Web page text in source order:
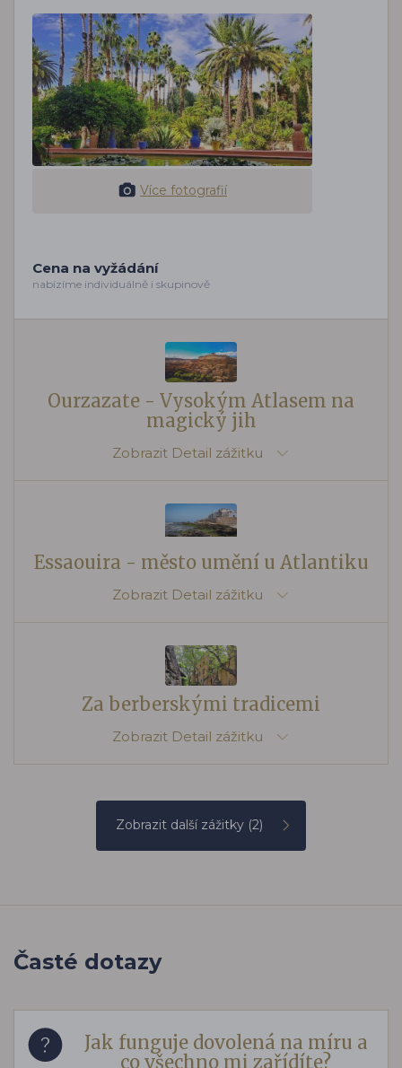
Více fotografií
Cena na vyžádání
nabízíme individuálně i skupinově
Ourzazate - Vysokým Atlasem na
magický jih
Zobrazit Detail zážitku
Essaouira - město umění u Atlantiku
Zobrazit Detail zážitku
Za berberskými tradicemi
Zobrazit Detail zážitku
Zobrazit další zážitky (2)
Časté dotazy
Jak funguje dovolená na míru a
co všechno mi zařídíte?